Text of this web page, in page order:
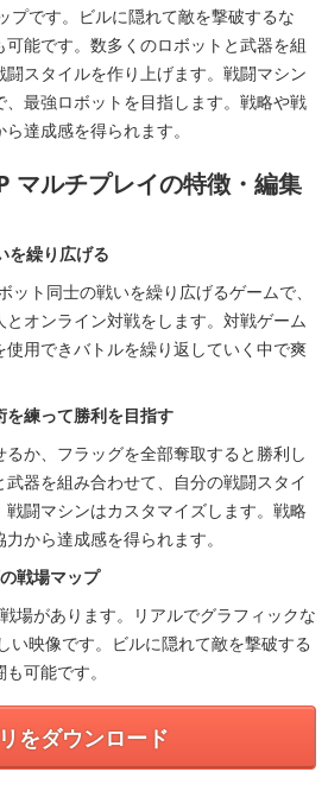
プです。ビルに隠れて敵を撃破するな
能です。数多くのロボットと武器を組
スタイルを作り上げます。戦闘マシン
最強ロボットを目指します。戦略や戦
達成感を得られます。
マルチプレイの特徴・編集
を繰り広げる
ト同士の戦いを繰り広げるゲームで、
とオンライン対戦をします。対戦ゲーム
用できバトルを繰り返していく中で爽
練って勝利を目指す
か、フラッグを全部奪取すると勝利し
器を組み合わせて、自分の戦闘スタイ
闘マシンはカスタマイズします。戦略
から達成感を得られます。
戦場マップ
場があります。リアルでグラフィックな
い映像です。ビルに隠れて敵を撃破する
可能です。
をダウンロード